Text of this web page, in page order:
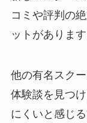
コミや評判の
ットがあります
他の有名スク
体験談を見つ
にくいと感じ